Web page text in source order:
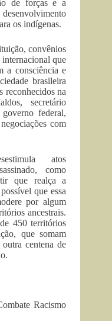
de forças e a
os indígenas.
convênios
que
a consciência e
brasileira
reconhecidos na
secretário
federal,
com
atos
como
que realça a
que essa
por algum
ancestrais.
450 territórios
que somam
centena de
Racismo